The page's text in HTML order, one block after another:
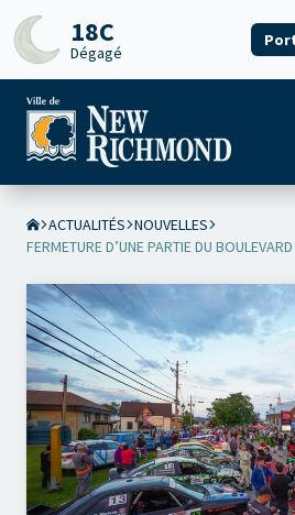
18C
Dégagé
ACTUALITÉS NOUVELLES
FERMETURE D’UNE PARTIE DU